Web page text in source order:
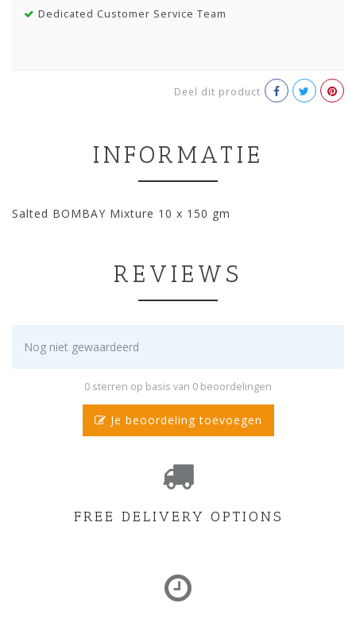
Dedicated Customer Service Team
Deel dit product
INFORMATIE
Salted BOMBAY Mixture 10 x 150 gm
REVIEWS
Nog niet gewaardeerd
0 sterren op basis van 0 beoordelingen
Je beoordeling toevoegen
FREE DELIVERY OPTIONS